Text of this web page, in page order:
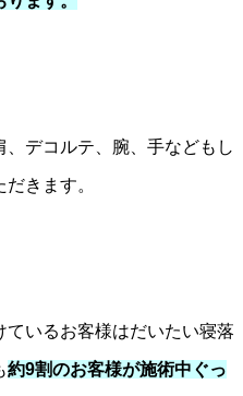
デコルテ、腕、手などもし
きます。
ているお客様はだいたい寝落
約9割のお客様が施術中ぐっ